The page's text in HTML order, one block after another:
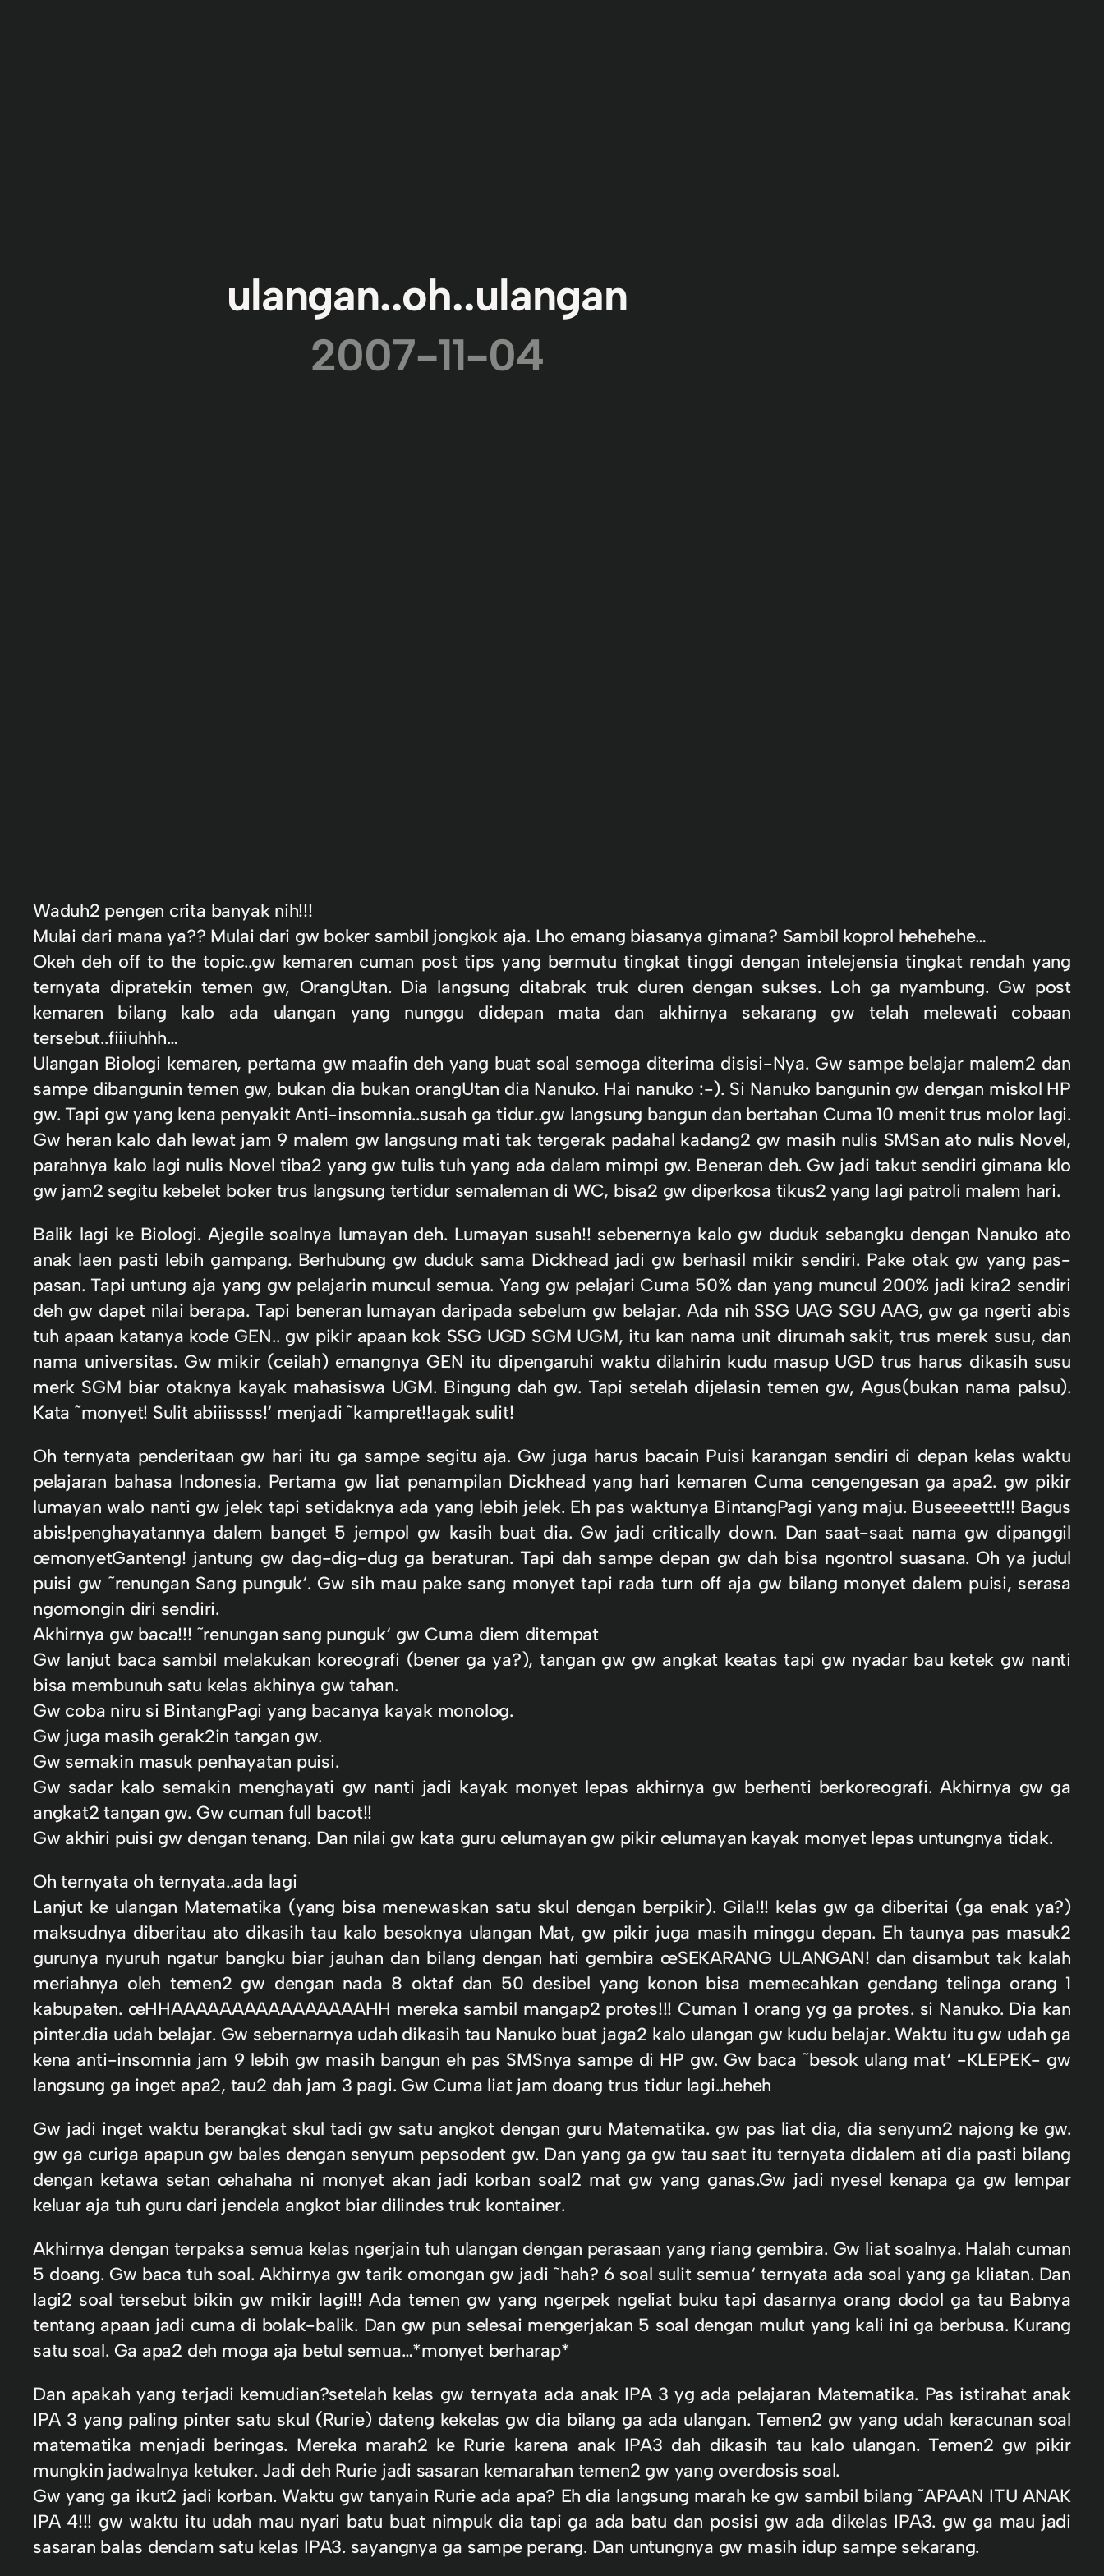
ulangan..oh..ulangan
2007-11-04
Waduh2 pengen crita banyak nih!!!
Mulai dari mana ya?? Mulai dari gw boker sambil jongkok aja. Lho emang biasanya gimana? Sambil koprol hehehehe…
Okeh deh off to the topic..gw kemaren cuman post tips yang bermutu tingkat tinggi dengan intelejensia tingkat rendah yang
ternyata dipratekin temen gw, OrangUtan. Dia langsung ditabrak truk duren dengan sukses. Loh ga nyambung. Gw post
kemaren bilang kalo ada ulangan yang nunggu didepan mata dan akhirnya sekarang gw telah melewati cobaan
tersebut..fiiiuhhh…
Ulangan Biologi kemaren, pertama gw maafin deh yang buat soal semoga diterima disisi-Nya. Gw sampe belajar malem2 dan
sampe dibangunin temen gw, bukan dia bukan orangUtan dia Nanuko. Hai nanuko :-). Si Nanuko bangunin gw dengan miskol HP
gw. Tapi gw yang kena penyakit Anti-insomnia..susah ga tidur..gw langsung bangun dan bertahan Cuma 10 menit trus molor lagi.
Gw heran kalo dah lewat jam 9 malem gw langsung mati tak tergerak padahal kadang2 gw masih nulis SMSan ato nulis Novel,
parahnya kalo lagi nulis Novel tiba2 yang gw tulis tuh yang ada dalam mimpi gw. Beneran deh. Gw jadi takut sendiri gimana klo
gw jam2 segitu kebelet boker trus langsung tertidur semaleman di WC, bisa2 gw diperkosa tikus2 yang lagi patroli malem hari.
Balik lagi ke Biologi. Ajegile soalnya lumayan deh. Lumayan susah!! sebenernya kalo gw duduk sebangku dengan Nanuko ato
anak laen pasti lebih gampang. Berhubung gw duduk sama Dickhead jadi gw berhasil mikir sendiri. Pake otak gw yang pas-
pasan. Tapi untung aja yang gw pelajarin muncul semua. Yang gw pelajari Cuma 50% dan yang muncul 200% jadi kira2 sendiri
deh gw dapet nilai berapa. Tapi beneran lumayan daripada sebelum gw belajar. Ada nih SSG UAG SGU AAG, gw ga ngerti abis
tuh apaan katanya kode GEN.. gw pikir apaan kok SSG UGD SGM UGM, itu kan nama unit dirumah sakit, trus merek susu, dan
nama universitas. Gw mikir (ceilah) emangnya GEN itu dipengaruhi waktu dilahirin kudu masup UGD trus harus dikasih susu
merk SGM biar otaknya kayak mahasiswa UGM. Bingung dah gw. Tapi setelah dijelasin temen gw, Agus(bukan nama palsu).
Kata ˜monyet! Sulit abiiissss!‘ menjadi ˜kampret!!agak sulit!
Oh ternyata penderitaan gw hari itu ga sampe segitu aja. Gw juga harus bacain Puisi karangan sendiri di depan kelas waktu
pelajaran bahasa Indonesia. Pertama gw liat penampilan Dickhead yang hari kemaren Cuma cengengesan ga apa2. gw pikir
lumayan walo nanti gw jelek tapi setidaknya ada yang lebih jelek. Eh pas waktunya BintangPagi yang maju. Buseeeettt!!! Bagus
abis!penghayatannya dalem banget 5 jempol gw kasih buat dia. Gw jadi critically down. Dan saat-saat nama gw dipanggil
œmonyetGanteng! jantung gw dag-dig-dug ga beraturan. Tapi dah sampe depan gw dah bisa ngontrol suasana. Oh ya judul
puisi gw ˜renungan Sang punguk‘. Gw sih mau pake sang monyet tapi rada turn off aja gw bilang monyet dalem puisi, serasa
ngomongin diri sendiri.
Akhirnya gw baca!!! ˜renungan sang punguk‘ gw Cuma diem ditempat
Gw lanjut baca sambil melakukan koreografi (bener ga ya?), tangan gw gw angkat keatas tapi gw nyadar bau ketek gw nanti
bisa membunuh satu kelas akhinya gw tahan.
Gw coba niru si BintangPagi yang bacanya kayak monolog.
Gw juga masih gerak2in tangan gw.
Gw semakin masuk penhayatan puisi.
Gw sadar kalo semakin menghayati gw nanti jadi kayak monyet lepas akhirnya gw berhenti berkoreografi. Akhirnya gw ga
angkat2 tangan gw. Gw cuman full bacot!!
Gw akhiri puisi gw dengan tenang. Dan nilai gw kata guru œlumayan gw pikir œlumayan kayak monyet lepas untungnya tidak.
Oh ternyata oh ternyata..ada lagi
Lanjut ke ulangan Matematika (yang bisa menewaskan satu skul dengan berpikir). Gila!!! kelas gw ga diberitai (ga enak ya?)
maksudnya diberitau ato dikasih tau kalo besoknya ulangan Mat, gw pikir juga masih minggu depan. Eh taunya pas masuk2
gurunya nyuruh ngatur bangku biar jauhan dan bilang dengan hati gembira œSEKARANG ULANGAN! dan disambut tak kalah
meriahnya oleh temen2 gw dengan nada 8 oktaf dan 50 desibel yang konon bisa memecahkan gendang telinga orang 1
kabupaten. œHHAAAAAAAAAAAAAAAAHH mereka sambil mangap2 protes!!! Cuman 1 orang yg ga protes. si Nanuko. Dia kan
pinter.dia udah belajar. Gw sebernarnya udah dikasih tau Nanuko buat jaga2 kalo ulangan gw kudu belajar. Waktu itu gw udah ga
kena anti-insomnia jam 9 lebih gw masih bangun eh pas SMSnya sampe di HP gw. Gw baca ˜besok ulang mat‘ -KLEPEK- gw
langsung ga inget apa2, tau2 dah jam 3 pagi. Gw Cuma liat jam doang trus tidur lagi..heheh
Gw jadi inget waktu berangkat skul tadi gw satu angkot dengan guru Matematika. gw pas liat dia, dia senyum2 najong ke gw.
gw ga curiga apapun gw bales dengan senyum pepsodent gw. Dan yang ga gw tau saat itu ternyata didalem ati dia pasti bilang
dengan ketawa setan œhahaha ni monyet akan jadi korban soal2 mat gw yang ganas.Gw jadi nyesel kenapa ga gw lempar
keluar aja tuh guru dari jendela angkot biar dilindes truk kontainer.
Akhirnya dengan terpaksa semua kelas ngerjain tuh ulangan dengan perasaan yang riang gembira. Gw liat soalnya. Halah cuman
5 doang. Gw baca tuh soal. Akhirnya gw tarik omongan gw jadi ˜hah? 6 soal sulit semua‘ ternyata ada soal yang ga kliatan. Dan
lagi2 soal tersebut bikin gw mikir lagi!!! Ada temen gw yang ngerpek ngeliat buku tapi dasarnya orang dodol ga tau Babnya
tentang apaan jadi cuma di bolak-balik. Dan gw pun selesai mengerjakan 5 soal dengan mulut yang kali ini ga berbusa. Kurang
satu soal. Ga apa2 deh moga aja betul semua…*monyet berharap*
Dan apakah yang terjadi kemudian?setelah kelas gw ternyata ada anak IPA 3 yg ada pelajaran Matematika. Pas istirahat anak
IPA 3 yang paling pinter satu skul (Rurie) dateng kekelas gw dia bilang ga ada ulangan. Temen2 gw yang udah keracunan soal
matematika menjadi beringas. Mereka marah2 ke Rurie karena anak IPA3 dah dikasih tau kalo ulangan. Temen2 gw pikir
mungkin jadwalnya ketuker. Jadi deh Rurie jadi sasaran kemarahan temen2 gw yang overdosis soal.
Gw yang ga ikut2 jadi korban. Waktu gw tanyain Rurie ada apa? Eh dia langsung marah ke gw sambil bilang ˜APAAN ITU ANAK
IPA 4!!! gw waktu itu udah mau nyari batu buat nimpuk dia tapi ga ada batu dan posisi gw ada dikelas IPA3. gw ga mau jadi
sasaran balas dendam satu kelas IPA3. sayangnya ga sampe perang. Dan untungnya gw masih idup sampe sekarang.